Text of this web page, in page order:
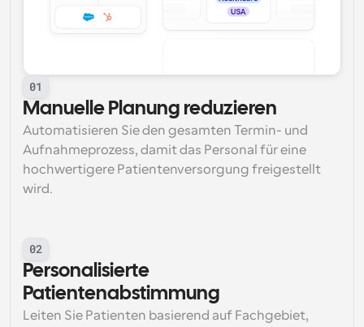
01
Manuelle Planung reduzieren
Automatisieren Sie den gesamten Termin- und
Aufnahmeprozess, damit das Personal für eine
hochwertigere Patientenversorgung freigestellt
wird.
02
Personalisierte
Patientenabstimmung
Leiten Sie Patienten basierend auf Fachgebiet,